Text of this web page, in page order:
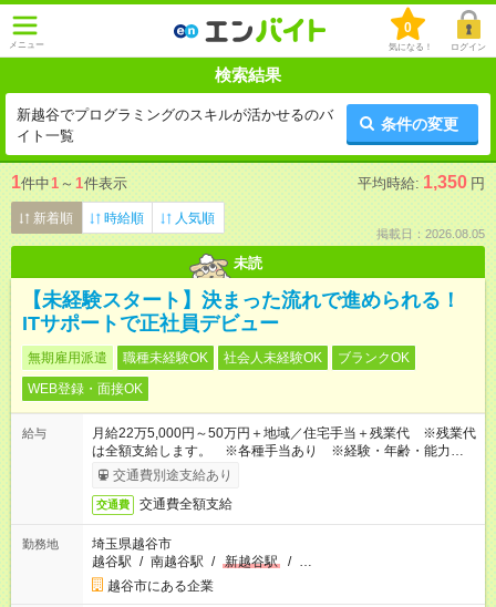
メニュー
0
気になる！ ログイン
検索結果
新越谷でプログラミングのスキルが活かせるのバ
イト一覧
条件の変更
1件中1 ～ 1件表示 平均時給: 1,350 円
新着順 時給順 人気順
掲載日：2026.08.05
未読
【未経験スタート】決まった流れで進められる！
ITサポートで正社員デビュー
無期雇用派遣 職種未経験OK 社会人未経験OK
ブランクOK
WEB登録・面接OK
給与
月給22万5,000円～50万円＋地域／住宅手当＋残業代 ※残業代
は全額支給します。 ※各種手当あり ※経験・年齢・能力等を
考慮して加給・優遇します。
交通費別途支給あり
交通費 交通費全額支給
勤務地
埼玉県越谷市
越谷駅 / 南越谷駅 / 新越谷駅 / …
越谷市にある企業